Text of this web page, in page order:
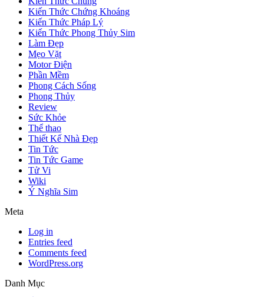
Kiến Thức Chứng Khoáng
Kiến Thức Pháp Lý
Kiến Thức Phong Thủy Sim
Làm Đẹp
Mẹo Vặt
Motor Điện
Phần Mềm
Phong Cách Sống
Phong Thủy
Review
Sức Khỏe
Thể thao
Thiết Kế Nhà Đẹp
Tin Tức
Tin Tức Game
Tử Vi
Wiki
Ý Nghĩa Sim
Meta
Log in
Entries feed
Comments feed
WordPress.org
Danh Mục